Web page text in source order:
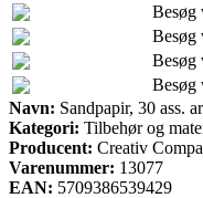
Besøg
Besøg
Besøg
Besøg
Navn: Sandpapir, 30 ass.
Kategori: Tilbehør og
Producent: Creativ
Varenummer: 13077
EAN: 5709386539429